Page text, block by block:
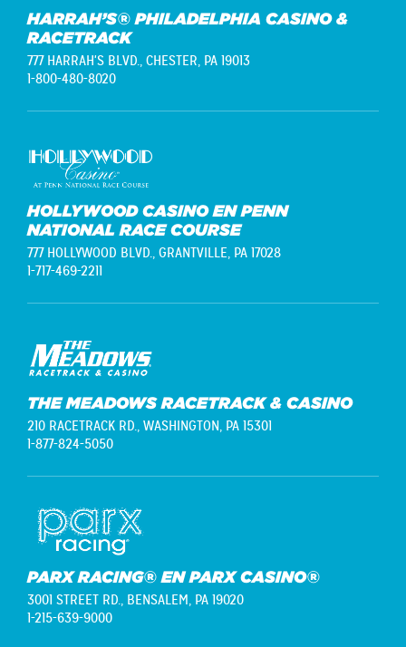
HARRAH’S® PHILADELPHIA CASINO &
RACETRACK
777 HARRAH'S BLVD., CHESTER, PA 19013
1-800-480-8020
HOLLYWOOD CASINO EN PENN
NATIONAL RACE COURSE
777 HOLLYWOOD BLVD., GRANTVILLE, PA 17028
1-717-469-2211
THE MEADOWS RACETRACK & CASINO
210 RACETRACK RD., WASHINGTON, PA 15301
1-877-824-5050
PARX RACING® EN PARX CASINO®
3001 STREET RD., BENSALEM, PA 19020
1-215-639-9000